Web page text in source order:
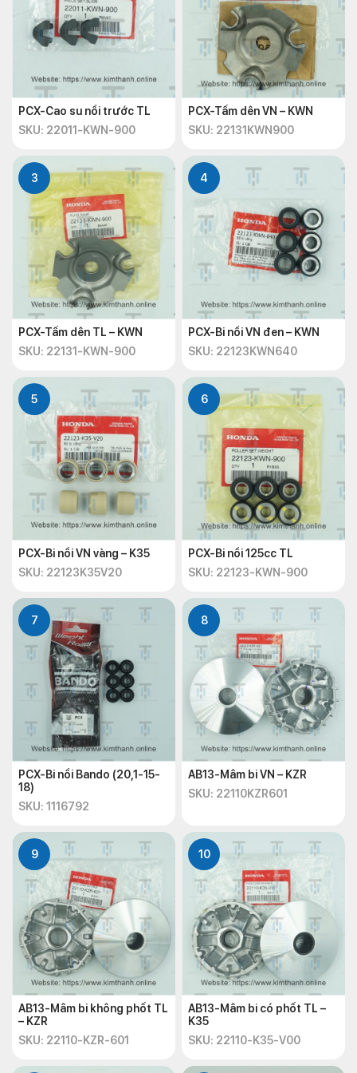
PCX-Cao su nồi trước TL
SKU: 22011-KWN-900
PCX-Tấm dên VN – KWN
SKU: 22131KWN900
3
PCX-Tấm dên TL – KWN
SKU: 22131-KWN-900
4
PCX-Bi nồi VN đen – KWN
SKU: 22123KWN640
5
PCX-Bi nồi VN vàng – K35
SKU: 22123K35V20
6
PCX-Bi nồi 125cc TL
SKU: 22123-KWN-900
7
PCX-Bi nồi Bando (20,1-15-
18)
SKU: 1116792
8
AB13-Mâm bi VN – KZR
SKU: 22110KZR601
9
AB13-Mâm bi không phốt TL
– KZR
SKU: 22110-KZR-601
10
AB13-Mâm bi có phốt TL –
K35
SKU: 22110-K35-V00